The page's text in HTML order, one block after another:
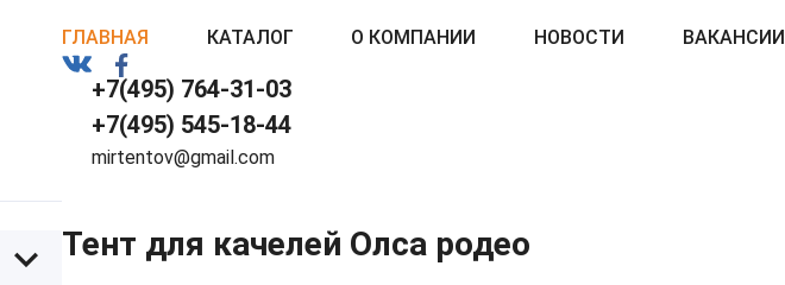
ГЛАВНАЯ КАТАЛОГ О КОМПАНИИ НОВОСТИ ВАКАНСИИ
+7(495) 764-31-03
+7(495) 545-18-44
mirtentov@gmail.com
Тент для качелей Олса родео